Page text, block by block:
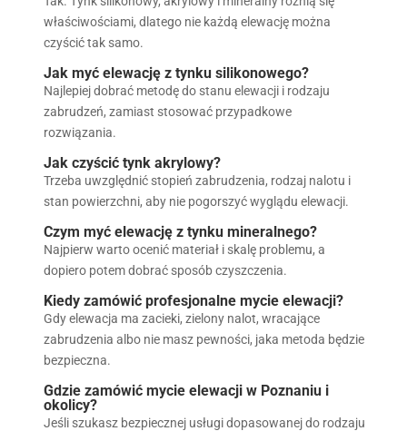
właściwościami, dlatego nie każdą elewację można
czyścić tak samo.
Jak myć elewację z tynku silikonowego?
Najlepiej dobrać metodę do stanu elewacji i rodzaju
zabrudzeń, zamiast stosować przypadkowe
rozwiązania.
Jak czyścić tynk akrylowy?
Trzeba uwzględnić stopień zabrudzenia, rodzaj nalotu i
stan powierzchni, aby nie pogorszyć wyglądu elewacji.
Czym myć elewację z tynku mineralnego?
Najpierw warto ocenić materiał i skalę problemu, a
dopiero potem dobrać sposób czyszczenia.
Kiedy zamówić profesjonalne mycie elewacji?
Gdy elewacja ma zacieki, zielony nalot, wracające
zabrudzenia albo nie masz pewności, jaka metoda będzie
bezpieczna.
Gdzie zamówić mycie elewacji w Poznaniu i
okolicy?
Jeśli szukasz bezpiecznej usługi dopasowanej do rodzaju